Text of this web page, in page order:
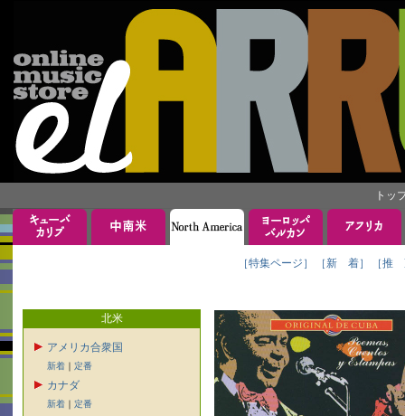
トッ
［特集ページ］ ［新 着］ ［推
北米
アメリカ合衆国
新着 ｜ 定番
カナダ
新着 ｜ 定番